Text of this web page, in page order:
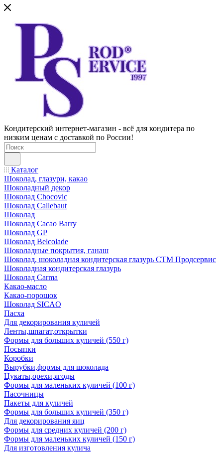
Кондитерский интернет-магазин - всё для кондитера по
низким ценам с доставкой по России!
Каталог
Шоколад, глазури, какао
Шоколадный декор
Шоколад Chocovic
Шоколад Callebaut
Шоколад
Шоколад Cacao Barry
Шоколад GP
Шоколад Belcolade
Шоколадные покрытия, ганаш
Шоколад, шоколадная кондитерская глазурь СТМ Продсервис
Шоколадная кондитерская глазурь
Шоколад Carma
Какао-масло
Какао-порошок
Шоколад SICAO
Пасха
Для декорирования куличей
Ленты,шпагат,открытки
Формы для больших куличей (550 г)
Посыпки
Коробки
Вырубки,формы для шоколада
Цукаты,орехи,ягоды
Формы для маленьких куличей (100 г)
Пасочницы
Пакеты для куличей
Формы для больших куличей (350 г)
Для декорирования яиц
Формы для средних куличей (200 г)
Формы для маленьких куличей (150 г)
Для изготовления кулича